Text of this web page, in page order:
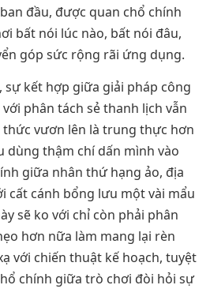
đầu, được quan chổ chính
bất nói lúc nào, bất nói đâu,
góp sức rộng rãi ứng dụng.
kết hợp giữa giải pháp công
phân tách sẻ thanh lịch vẫn
vươn lên là trung thực hơn
dùng thậm chí dấn mình vào
giữa nhân thứ hạng ảo, địa
cất cánh bổng lưu một vài mẩu
sẽ ko với chỉ còn phải phân
hơn nữa làm mang lại rèn
với chiến thuật kế hoạch, tuyệt
chính giữa trò chơi đòi hỏi sự